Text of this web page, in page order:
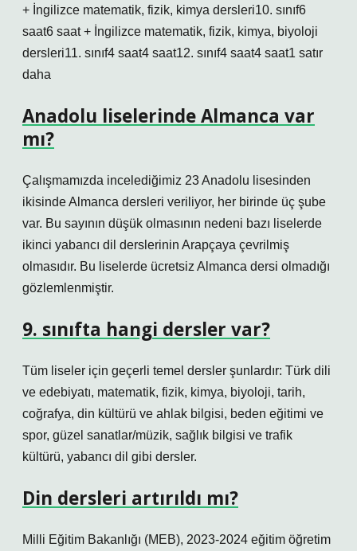
+ İngilizce matematik, fizik, kimya dersleri10. sınıf6
saat6 saat + İngilizce matematik, fizik, kimya, biyoloji
dersleri11. sınıf4 saat4 saat12. sınıf4 saat4 saat1 satır
daha
Anadolu liselerinde Almanca var
mı?
Çalışmamızda incelediğimiz 23 Anadolu lisesinden
ikisinde Almanca dersleri veriliyor, her birinde üç şube
var. Bu sayının düşük olmasının nedeni bazı liselerde
ikinci yabancı dil derslerinin Arapçaya çevrilmiş
olmasıdır. Bu liselerde ücretsiz Almanca dersi olmadığı
gözlemlenmiştir.
9. sınıfta hangi dersler var?
Tüm liseler için geçerli temel dersler şunlardır: Türk dili
ve edebiyatı, matematik, fizik, kimya, biyoloji, tarih,
coğrafya, din kültürü ve ahlak bilgisi, beden eğitimi ve
spor, güzel sanatlar/müzik, sağlık bilgisi ve trafik
kültürü, yabancı dil gibi dersler.
Din dersleri artırıldı mı?
Milli Eğitim Bakanlığı (MEB), 2023-2024 eğitim öğretim